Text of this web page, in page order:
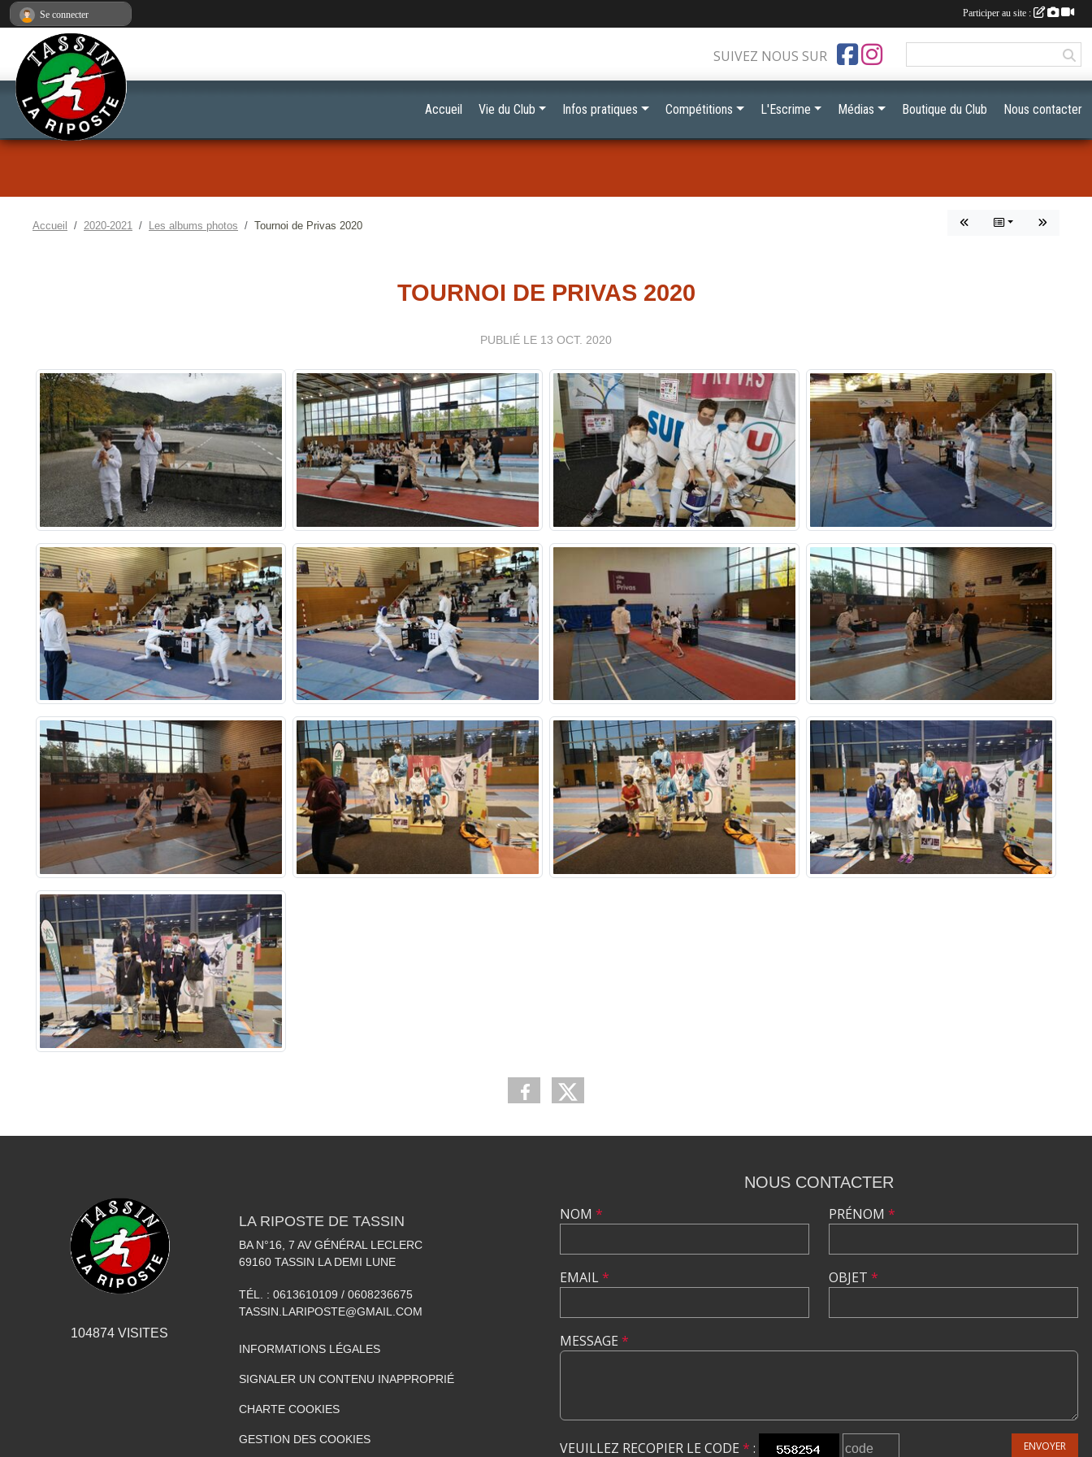
Accueil 2020-2021 Les albums photos Tournoi de Privas 2020
TOURNOI DE PRIVAS 2020
PUBLIÉ LE 13 OCT. 2020
SUIVEZ NOUS SUR
Accueil Vie du Club Infos pratiques Compétitions L'Escrime Médias Boutique du Club Nous contacter
104874 VISITES
LA RIPOSTE DE TASSIN
BA N°16, 7 AV GÉNÉRAL LECLERC
69160 TASSIN LA DEMI LUNE
TÉL. : 0613610109 / 0608236675
TASSIN.LARIPOSTE@GMAIL.COM
INFORMATIONS LÉGALES
SIGNALER UN CONTENU INAPPROPRIÉ
CHARTE COOKIES
GESTION DES COOKIES
NOUS CONTACTER
NOM *
EMAIL*
PRÉNOM *
OBJET *
MESSAGE *
VEUILLEZ RECOPIER LE CODE * : ENVOYER
Se connecter Participer au site :
Panneau de gestion des cookies